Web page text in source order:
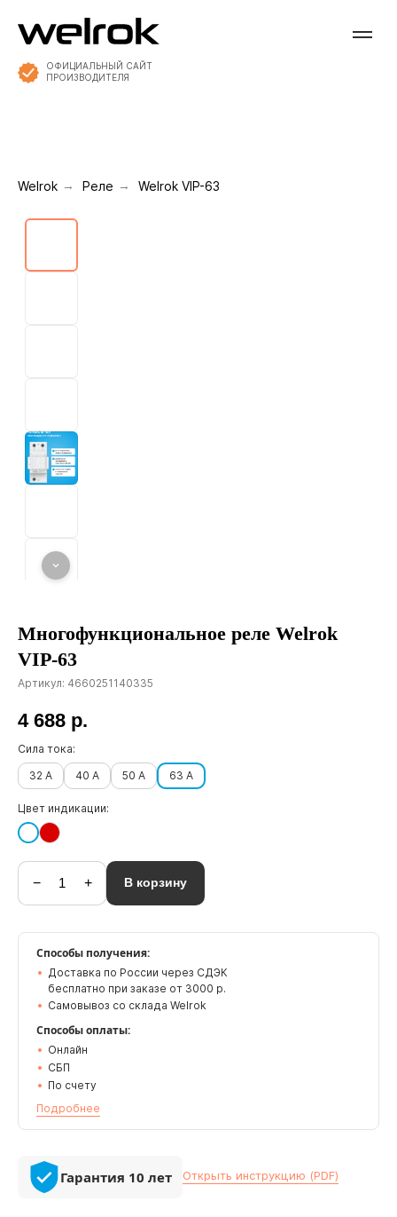
ОФИЦИАЛЬНЫЙ САЙТ
ПРОИЗВОДИТЕЛЯ
Welrok → Реле → Welrok VIP-63
Многофункциональное реле Welrok
VIP-63
Артикул: 4660251140335
4 688 р.
Сила тока:
32 А
40 А 50 А 63 А
Цвет индикации:
− + В корзину
Способы получения:
Доставка по России через СДЭК
бесплатно при заказе от 3000 р.
Самовывоз со склада Welrok
Способы оплаты:
Онлайн
СБП
По счету
Подробнее
Гарантия 10 лет Открыть инструкцию (PDF)